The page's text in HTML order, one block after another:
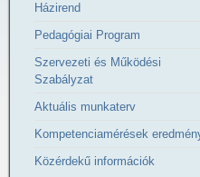
Házirend
Pedagógiai Program
Szervezeti és Működési
Szabályzat
Aktuális munkaterv
Kompetenciamérések
Közérdekű információk